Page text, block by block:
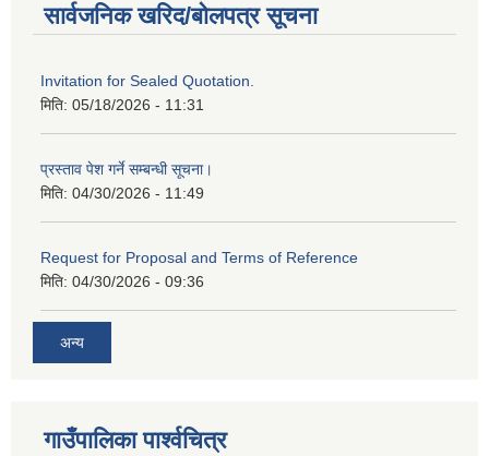
सार्वजनिक खरिद/बोलपत्र सूचना
Invitation for Sealed Quotation.
मिति: 05/18/2026 - 11:31
प्रस्ताव पेश गर्ने सम्बन्धी सूचना।
मिति: 04/30/2026 - 11:49
Request for Proposal and Terms of Reference
मिति: 04/30/2026 - 09:36
अन्य
गाउँपालिका पार्श्‍वचित्र